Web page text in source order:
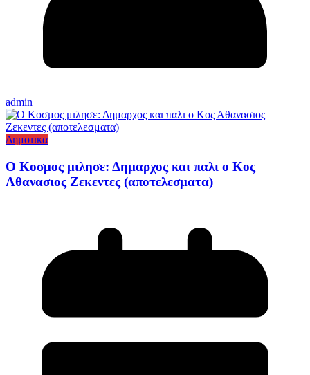
admin
Δημοτικα
Ο Κοσμος μιλησε: Δημαρχος και παλι ο Κος
Αθανασιος Ζεκεντες (αποτελεσματα)